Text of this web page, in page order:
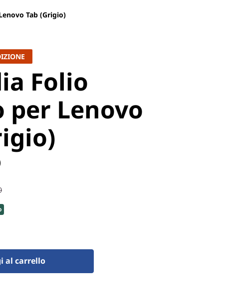
Tab (Grigio)
Folio
per Lenovo
al carrello